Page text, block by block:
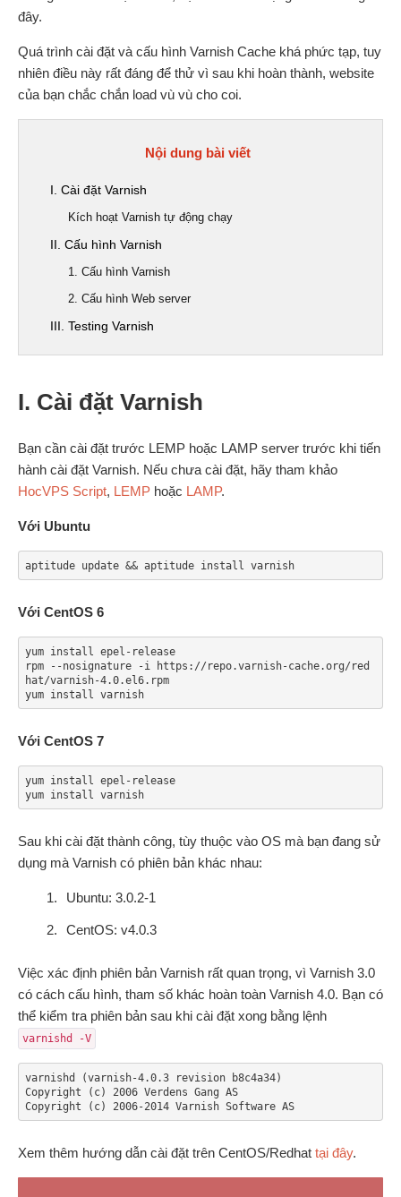
đây.
Quá trình cài đặt và cấu hình Varnish Cache khá phức tạp, tuy
nhiên điều này rất đáng để thử vì sau khi hoàn thành, website
của bạn chắc chắn load vù vù cho coi.
Nội dung bài viết
I. Cài đặt Varnish
Kích hoạt Varnish tự động chạy
II. Cấu hình Varnish
1. Cấu hình Varnish
2. Cấu hình Web server
III. Testing Varnish
I. Cài đặt Varnish
Bạn cần cài đặt trước LEMP hoặc LAMP server trước khi tiến
hành cài đặt Varnish. Nếu chưa cài đặt, hãy tham khảo
HocVPS Script, LEMP hoặc LAMP.
Với Ubuntu
aptitude update && aptitude install varnish
Với CentOS 6
yum install epel-release
rpm --nosignature -i https://repo.varnish-cache.org/red
hat/varnish-4.0.el6.rpm
yum install varnish
Với CentOS 7
yum install epel-release
yum install varnish
Sau khi cài đặt thành công, tùy thuộc vào OS mà bạn đang sử
dụng mà Varnish có phiên bản khác nhau:
Ubuntu: 3.0.2-1
CentOS: v4.0.3
Việc xác định phiên bản Varnish rất quan trọng, vì Varnish 3.0
có cách cấu hình, tham số khác hoàn toàn Varnish 4.0. Bạn có
thể kiểm tra phiên bản sau khi cài đặt xong bằng lệnh
varnishd -V
varnishd (varnish-4.0.3 revision b8c4a34)
Copyright (c) 2006 Verdens Gang AS
Copyright (c) 2006-2014 Varnish Software AS
Xem thêm hướng dẫn cài đặt trên CentOS/Redhat tại đây.